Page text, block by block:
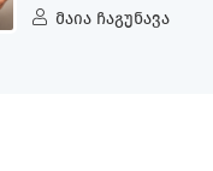
მაია ჩაგუნავა